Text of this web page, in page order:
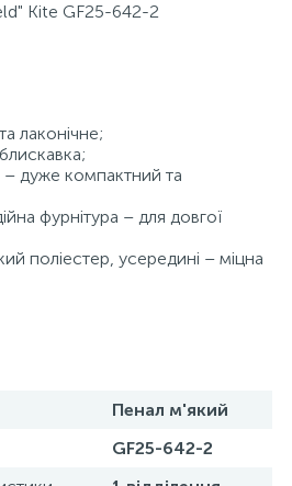
Kite GF25-642-2
лаконічне;
дуже компактний та
фурнітура – для довгої
поліестер, усередині – міцна
Пенал м'який
GF25-642-2